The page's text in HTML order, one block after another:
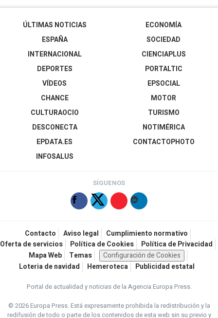
ÚLTIMAS NOTICIAS
ESPAÑA
INTERNACIONAL
DEPORTES
VÍDEOS
ECONOMÍA
SOCIEDAD
CIENCIAPLUS
PORTALTIC
EPSOCIAL
CHANCE
CULTURAOCIO
DESCONECTA
EPDATA.ES
INFOSALUS
MOTOR
TURISMO
NOTIMÉRICA
CONTACTOPHOTO
SÍGUENOS
Contacto Aviso legal
Cumplimiento normativo
Oferta de servicios
Política de Cookies
Política de Privacidad
Mapa Web
Temas
Configuración de Cookies
Loteria de navidad
Hemeroteca Publicidad estatal
Portal de actualidad y noticias de la Agencia Europa Press.
© 2026 Europa Press.Está expresamente prohibida la redistribución y la
redifusión de todo o parte de los contenidos de esta web sin su previo y